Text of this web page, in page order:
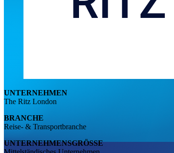
UNTERNEHMEN
The Ritz London
BRANCHE
Reise- & Transportbranche
UNTERNEHMENSGRÖSSE